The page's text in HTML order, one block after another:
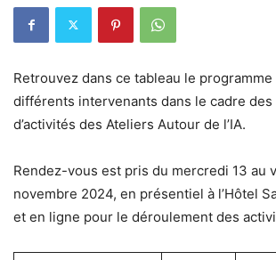
Retrouvez dans ce tableau le
différents intervenants dans le cadre
d’activités des Ateliers Autour de l’IA.
Rendez-vous est pris du mercredi 13 au
novembre 2024, en présentiel à l’Hôtel
et en ligne pour le déroulement des